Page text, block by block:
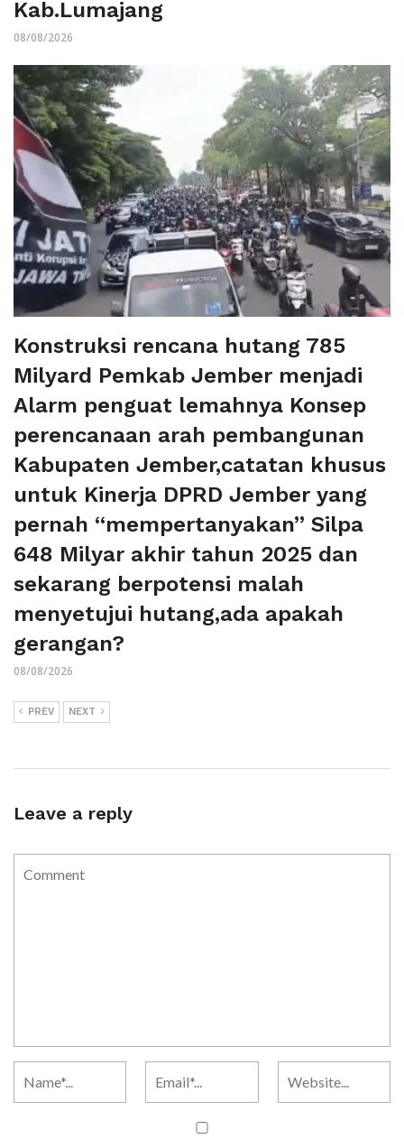
Kab.Lumajang
08/08/2026
Konstruksi rencana hutang 785
Milyard Pemkab Jember menjadi
Alarm penguat lemahnya Konsep
perencanaan arah pembangunan
Kabupaten Jember,catatan khusus
untuk Kinerja DPRD Jember yang
pernah “mempertanyakan” Silpa
648 Milyar akhir tahun 2025 dan
sekarang berpotensi malah
menyetujui hutang,ada apakah
gerangan?
08/08/2026
PREV NEXT
Leave a reply